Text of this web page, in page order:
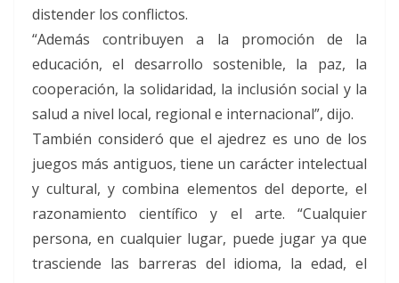
distender los conflictos.
“Además contribuyen a la promoción de la
educación, el desarrollo sostenible, la paz, la
cooperación, la solidaridad, la inclusión social y la
salud a nivel local, regional e internacional”, dijo.
También consideró que el ajedrez es uno de los
juegos más antiguos, tiene un carácter intelectual
y cultural, y combina elementos del deporte, el
razonamiento científico y el arte. “Cualquier
persona, en cualquier lugar, puede jugar ya que
trasciende las barreras del idioma, la edad, el